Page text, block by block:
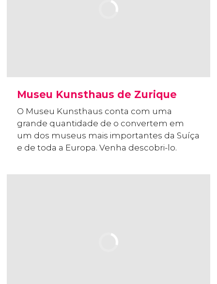
Museu Kunsthaus de Zurique
O Museu Kunsthaus conta com uma
grande quantidade de o convertem em
um dos museus mais importantes da Suíça
e de toda a Europa. Venha descobri-lo.